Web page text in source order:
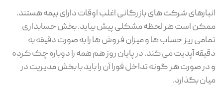
انبارهای شرکت های بازرگانی اغلب اوقات دارای بیمه هستند.
ممکن است هر لحظه مشکلی پیش بیاید. بخش حسابداری
تمامی ریز حساب ها و میزان فروش ها را به صورت دقیقه به
دقیقه آپدیت می کند. در پایان روز هم همه را دوباره چک کرده
و در صورت هر گونه تداخل فورا آن را باید با بخش مدیریت در
میان بگذارد.